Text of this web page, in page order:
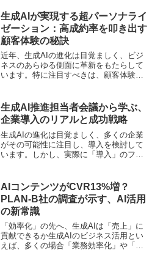
の役割が期待されており、非エンジニア
の方々にとってもその動...
生成AIが実現する超パーソナライ
ゼーション：高成約率を叩き出す
顧客体験の秘訣
近年、生成AIの進化は目覚ましく、ビジ
ネスのあらゆる側面に革新をもたらして
います。特に注目すべきは、顧客体験の
ージを送るだけでなく、顧客一人ひとり
のニーズや文脈を深く理...
生成AI推進担当者会議から学ぶ、
企業導入のリアルと成功戦略
生成AIの進化は目覚ましく、多くの企業
がその可能性に注目し、導入を検討して
います。しかし、実際に「導入」のフェ
ジニアの担当者にとって多くの課題が存
在します。このような背...
AIコンテンツがCVR13%増？
PLAN-B社の調査が示す、AI活用
の新常識
「効率化」の先へ、生成AIは「売上」に
貢献できるか生成AIのビジネス活用とい
えば、多くの場合「業務効率化」や「コ